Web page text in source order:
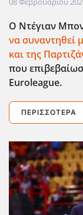
Ο Ντέγιαν
να συναντηθεί
και της
που
Euroleague.
ΠΕΡΙΣΣΌΤΕΡΑ